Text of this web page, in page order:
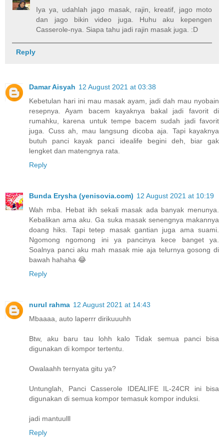
Iya ya, udahlah jago masak, rajin, kreatif, jago moto
dan jago bikin video juga. Huhu aku kepengen
Casserole-nya. Siapa tahu jadi rajin masak juga. :D
Reply
Damar Aisyah 12 August 2021 at 03:38
Kebetulan hari ini mau masak ayam, jadi dah mau nyobain
resepnya. Ayam bacem kayaknya bakal jadi favorit di
rumahku, karena untuk tempe bacem sudah jadi favorit
juga. Cuss ah, mau langsung dicoba aja. Tapi kayaknya
butuh panci kayak panci idealife begini deh, biar gak
lengket dan matengnya rata.
Reply
Bunda Erysha (yenisovia.com) 12 August 2021 at 10:19
Wah mba. Hebat ikh sekali masak ada banyak menunya.
Kebalikan ama aku. Ga suka masak senengnya makannya
doang hiks. Tapi tetep masak gantian juga ama suami.
Ngomong ngomong ini ya pancinya kece banget ya.
Soalnya panci aku mah masak mie aja telurnya gosong di
bawah hahaha 😂
Reply
nurul rahma 12 August 2021 at 14:43
Mbaaaa, auto laperrr dirikuuuhh
Btw, aku baru tau lohh kalo Tidak semua panci bisa
digunakan di kompor tertentu.
Owalaahh ternyata gitu ya?
Untunglah, Panci Casserole IDEALIFE IL-24CR ini bisa
digunakan di semua kompor temasuk kompor induksi.
jadi mantuulll
Reply